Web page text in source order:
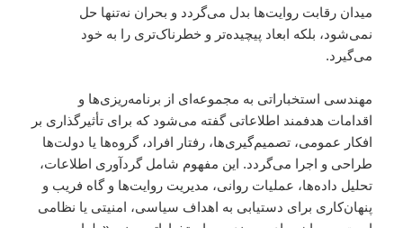
میدان رقابت روایت‌ها بدل می‌گردد و بحران نه‌تنها حل
نمی‌شود، بلکه ابعاد پیچیده‌تر و خطرناک‌تری را به خود
می‌گیرد.
مهندسی استخباراتی به مجموعه‌ای از برنامه‌ریزی‌ها و
اقدامات هدفمند اطلاعاتی گفته می‌شود که برای تأثیرگذاری بر
افکار عمومی، تصمیم‌گیری‌ها، رفتار افراد، گروه‌ها یا دولت‌ها
طراحی و اجرا می‌گردد. این مفهوم شامل گردآوری اطلاعات،
تحلیل داده‌ها، عملیات روانی، مدیریت روایت‌ها و گاه فریب و
پنهان‌کاری برای دستیابی به اهداف سیاسی، امنیتی یا نظامی